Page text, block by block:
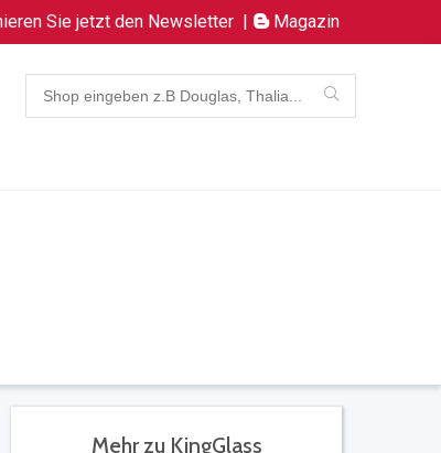
Sie jetzt den Newsletter | Magazin
Mehr zu KingGlass